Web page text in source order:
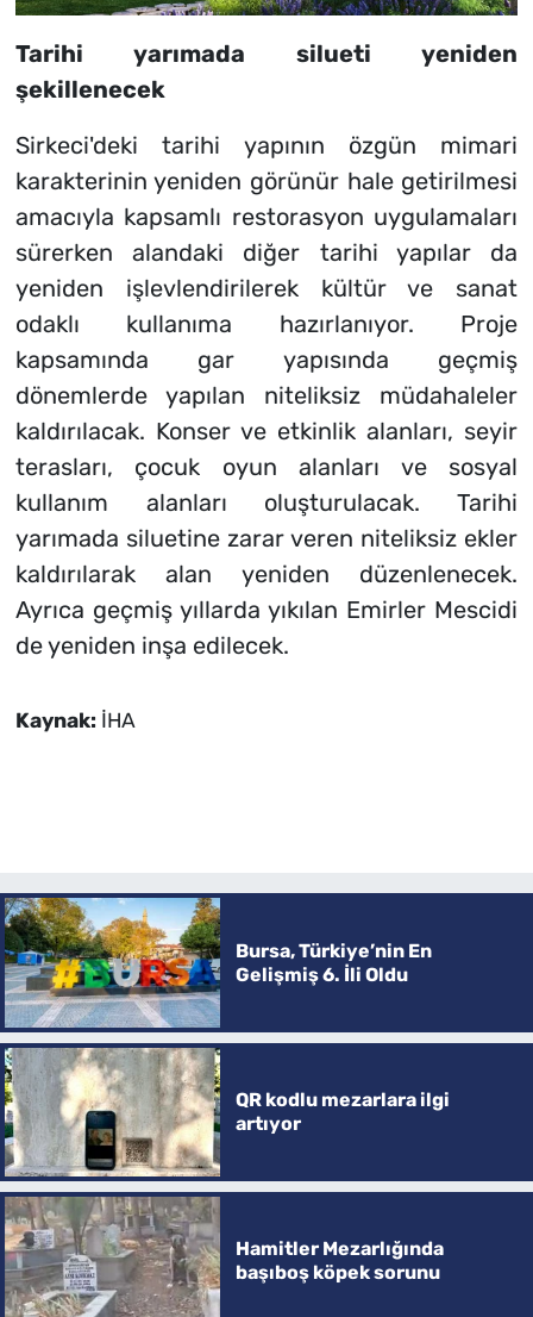
Tarihi yarımada silueti yeniden
şekillenecek
Sirkeci'deki tarihi yapının özgün mimari
karakterinin yeniden görünür hale getirilmesi
amacıyla kapsamlı restorasyon uygulamaları
sürerken alandaki diğer tarihi yapılar da
yeniden işlevlendirilerek kültür ve sanat
odaklı kullanıma hazırlanıyor. Proje
kapsamında gar yapısında geçmiş
dönemlerde yapılan niteliksiz müdahaleler
kaldırılacak. Konser ve etkinlik alanları, seyir
terasları, çocuk oyun alanları ve sosyal
kullanım alanları oluşturulacak. Tarihi
yarımada siluetine zarar veren niteliksiz ekler
kaldırılarak alan yeniden düzenlenecek.
Ayrıca geçmiş yıllarda yıkılan Emirler Mescidi
de yeniden inşa edilecek.
Kaynak: İHA
Bursa, Türkiye’nin En
Gelişmiş 6. İli Oldu
QR kodlu mezarlara ilgi
artıyor
Hamitler Mezarlığında
başıboş köpek sorunu